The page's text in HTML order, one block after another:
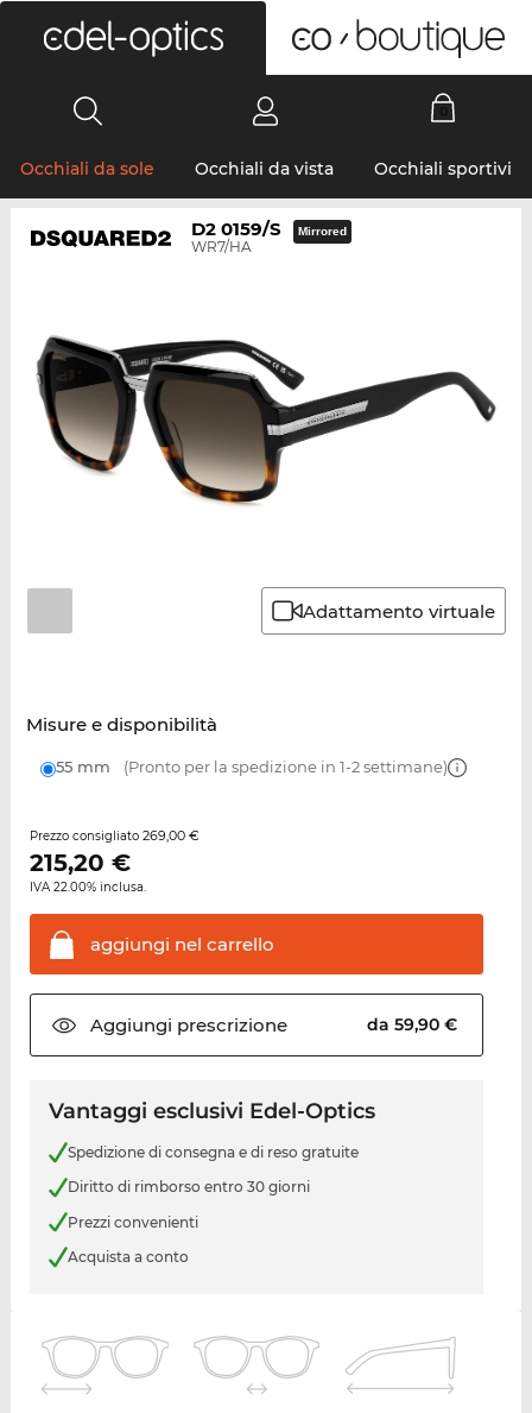
Occhiali da sole Occhiali da vista Occhiali sportivi
D2 0159/S
WR7/HA
Mirrored
Adattamento virtuale
Misure e disponibilità
55 mm (Pronto per la spedizione in 1-2 settimane)
Prezzo consigliato 269,00 €
215,20 €
IVA 22.00% inclusa.
aggiungi nel carrello
Aggiungi prescrizione da 59,90 €
Vantaggi esclusivi Edel-Optics
Spedizione di consegna e di reso gratuite
Diritto di rimborso entro 30 giorni
Prezzi convenienti
Acquista a conto